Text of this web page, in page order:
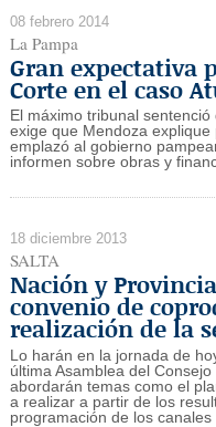
08 febrero 2014
La Pampa
Gran expectativa
Corte en el caso
El máximo tribunal
exige que Mendoza
emplazó al gobierno
informen sobre obras y
18 diciembre 2013
SALTA
Nación y
convenio de
realización de la
Lo harán en la jornada de
última Asamblea del
abordarán temas como el
a realizar a partir de los
programación de los canales